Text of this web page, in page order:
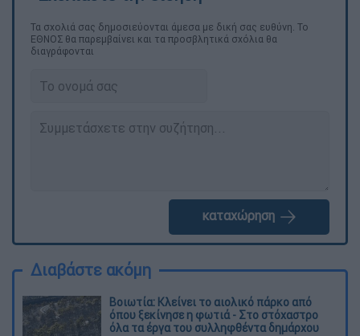
Τα σχολιά σας δημοσιεύονται άμεσα με δική σας ευθύνη. Το
ΕΘΝΟΣ θα παρεμβαίνει και τα προσβλητικά σχόλια θα
διαγράφονται
καταχώρηση
Διαβάστε ακόμη
Βοιωτία: Κλείνει το αιολικό πάρκο από
όπου ξεκίνησε η φωτιά - Στο στόχαστρο
όλα τα έργα του συλληφθέντα δημάρχου